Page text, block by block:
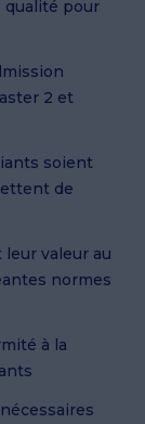
qualité pour
2 et
soient
de
valeur au
normes
à la